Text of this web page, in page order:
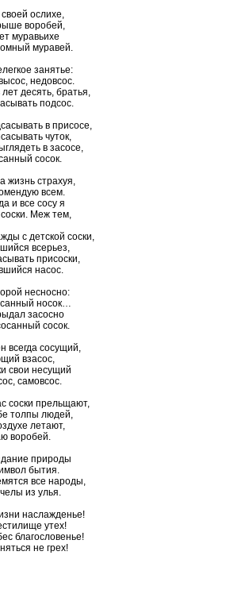
ослихе,
воробей,
муравьихе
муравей.
занятье:
недовсос.
десять, братья,
подсос.
в присосе,
чуток,
в засосе,
сосок.
жизнь страхуя,
всем.
и все сосу я
Меж тем,
с детской соски,
всерьез,
присоски,
насос.
несносно:
носок…
засосно
сосок.
всегда сосущий,
взасос,
свои несущий
самовсос.
соски прельщают,
толпы людей,
летают,
воробей.
природы
бытия.
все народы,
из улья.
наслажденье!
утех!
благословенье!
не грех!